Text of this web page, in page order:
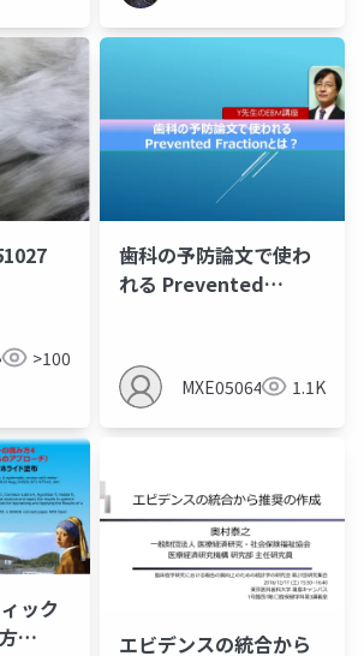
>100
歯科の予防論文で使わ
れる Prevented
MXE05064 1.1K
ック
エビデンスの統合から